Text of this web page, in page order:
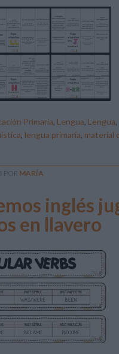
Primaria, Lengua, Lengua,
, lengua primaria, material
POR MARÍA
inglés
en llavero